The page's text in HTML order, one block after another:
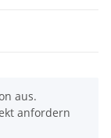
aus.
anfordern